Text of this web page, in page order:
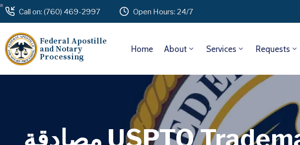
Call on: (760) 469-2997 Open Hours: 24/7
Federal Apostille
and Notary
Processing
Home About Services Requests
مصادقة USPTO Trademark Document الخاص بك لـ